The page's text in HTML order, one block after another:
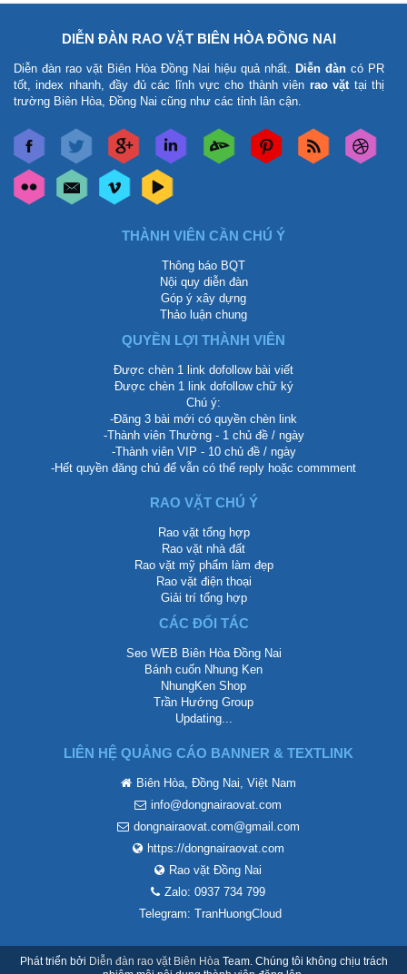
DIỄN ĐÀN RAO VẶT BIÊN HÒA ĐỒNG NAI
Diễn đàn rao vặt Biên Hòa Đồng Nai hiệu quả nhất. Diễn đàn có PR
tốt, index nhanh, đầy đủ các lĩnh vực cho thành viên rao vặttại thị
trường Biên Hòa, Đồng Nai cũng như các tỉnh lân cận.
THÀNH VIÊN CẦN CHÚ Ý
Thông báo BQT
Nội quy diễn đàn
Góp ý xây dựng
Thảo luận chung
QUYỀN LỢI THÀNH VIÊN
Được chèn 1 link dofollow bài viết
Được chèn 1 link dofollow chữ ký
Chú ý:
-Đăng 3 bài mới có quyền chèn link
-Thành viên Thường - 1 chủ đề / ngày
-Thành viên VIP - 10 chủ đề / ngày
-Hết quyền đăng chủ để vẫn có thể reply hoặc commment
RAO VẶT CHÚ Ý
Rao vặt tổng hợp
Rao vặt nhà đất
Rao vặt mỹ phẩm làm đẹp
Rao vặt điện thoại
Giải trí tổng hợp
CÁC ĐỐI TÁC
Seo WEB Biên Hòa Đồng Nai
Bánh cuốn Nhung Ken
NhungKen Shop
Trần Hướng Group
Updating...
LIÊN HỆ QUẢNG CÁO BANNER & TEXTLINK
Biên Hòa, Đồng Nai, Việt Nam
info@dongnairaovat.com
dongnairaovat.com@gmail.com
https://dongnairaovat.com
Rao vặt Đồng Nai
Zalo: 0937 734 799
Telegram: TranHuongCloud
Phát triển bởi Diễn đàn rao vặt Biên HòaTeam. Chúng tôi không chịu trách